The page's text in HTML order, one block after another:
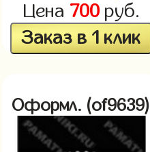
Цена 700руб.
Заказ в 1 клик
Оформл. (of9639)